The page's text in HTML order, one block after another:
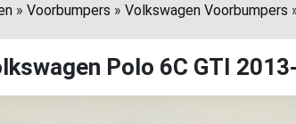
» Voorbumpers » Volkswagen Voorbumpers
Polo 6C GTI